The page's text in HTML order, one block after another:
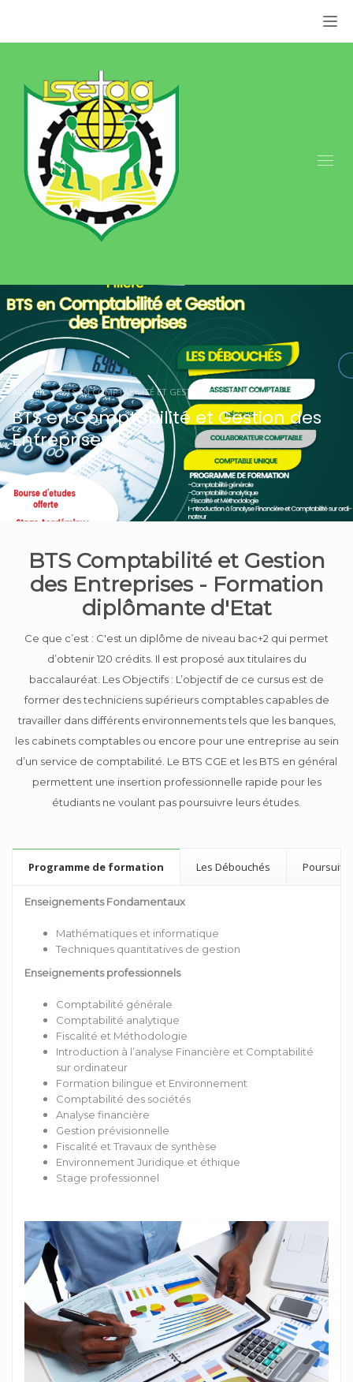
ACCUEIL BTS EN COMPTABILITÉ ET GESTION DES ENTREPRISES
BTS en Comptabilité et Gestion des
Entreprises
BTS Comptabilité et Gestion
des Entreprises - Formation
diplômante d'Etat
Ce que c’est : C'est un diplôme de niveau bac+2 qui permet
d’obtenir 120 crédits. Il est proposé aux titulaires du
baccalauréat. Les Objectifs : L’objectif de ce cursus est de
former des techniciens supérieurs comptables capables de
travailler dans différents environnements tels que les banques,
les cabinets comptables ou encore pour une entreprise au sein
d’un service de comptabilité. Le BTS CGE et les BTS en général
permettent une insertion professionnelle rapide pour les
étudiants ne voulant pas poursuivre leurs études.
Programme de formation Les Débouchés Poursuite
Enseignements Fondamentaux
Mathématiques et informatique
Techniques quantitatives de gestion
Enseignements professionnels
Comptabilité générale
Comptabilité analytique
Fiscalité et Méthodologie
Introduction à l’analyse Financière et Comptabilité
sur ordinateur
Formation bilingue et Environnement
Comptabilité des sociétés
Analyse financière
Gestion prévisionnelle
Fiscalité et Travaux de synthèse
Environnement Juridique et éthique
Stage professionnel